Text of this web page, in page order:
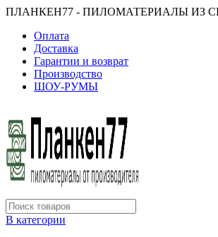
ПЛАНКЕН77 - ПИЛОМАТЕРИАЛЫ ИЗ
Оплата
Доставка
Гарантии и возврат
Производство
ШОУ-РУМЫ
В категории